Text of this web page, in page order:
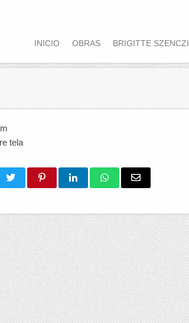
INICIO OBRAS BRIGITTE SZENCZI
tela